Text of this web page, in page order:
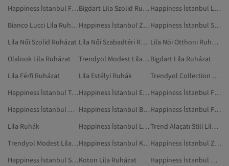
Happiness İstanbul Fekete Ruházat Bigdart Lila Szolid Ruházat
Happiness İstanbul Lila Blézerek És Mellények
Bianco Lucci Lila Ruházat
Happiness İstanbul Zöld Ruházat
Happiness İstanbul Sárga Ruházat
Lila Női Szolid Ruházat
Lila Női Szabadtéri Ruházat
Lila Női Otthoni Ruházat
Olalook Lila Ruházat
Trendyol Modest Lila Ruházat Bigdart Lila Ruházat
Lila Férfi Ruházat
Lila Estélyi Ruhák
Trendyol Collection Lila Otthoni Ruházat
Happiness İstanbul Többszínű Ruházat
Happiness İstanbul Ekrü Szolid Ruházat
Happiness İstanbul Fémhatású Ruházat
Happiness İstanbul Narancs Ruházat
Happiness İstanbul Bézs Ruházat
Happiness İstanbul Fehér Ruházat
Lila Ruhák
Happiness İstanbul Lila Nadrágok
Trend Alaçatı Stili Lila Ruházat
Trendyol Modest Lila Szolid Ruházat
Happiness İstanbul Khaki Ruhák
Happiness İstanbul Zöld Szolid Ruházat
Happiness İstanbul Szolid RuházatKoton Lila Ruházat
Happiness İstanbul Női Ruházat